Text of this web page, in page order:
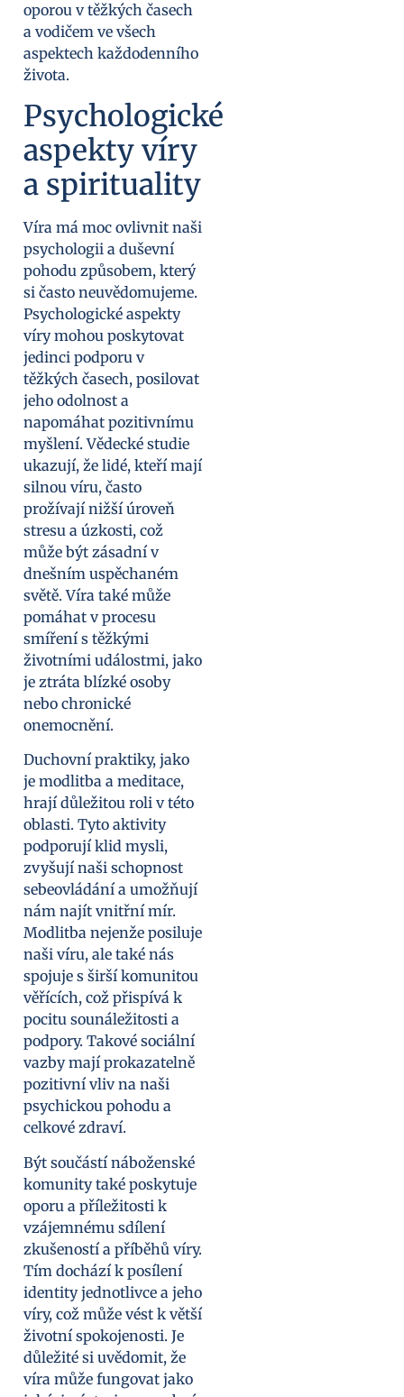
oporou v těžkých časech
a vodičem ve všech
aspektech každodenního
života.
Psychologické
aspekty víry
a spirituality
Víra má moc ovlivnit naši
psychologii a duševní
pohodu způsobem, který
si často neuvědomujeme.
Psychologické aspekty
víry mohou poskytovat
jedinci podporu v
těžkých časech, posilovat
jeho odolnost a
napomáhat pozitivnímu
myšlení. Vědecké studie
ukazují, že lidé, kteří mají
silnou víru, často
prožívají nižší úroveň
stresu a úzkosti, což
může být zásadní v
dnešním uspěchaném
světě. Víra také může
pomáhat v procesu
smíření s těžkými
životními událostmi, jako
je ztráta blízké osoby
nebo chronické
onemocnění.
Duchovní praktiky, jako
je modlitba a meditace,
hrají důležitou roli v této
oblasti. Tyto aktivity
podporují klid mysli,
zvyšují naši schopnost
sebeovládání a umožňují
nám najít vnitřní mír.
Modlitba nejenže posiluje
naši víru, ale také nás
spojuje s širší komunitou
věřících, což přispívá k
pocitu sounáležitosti a
podpory. Takové sociální
vazby mají prokazatelně
pozitivní vliv na naši
psychickou pohodu a
celkové zdraví.
Být součástí náboženské
komunity také poskytuje
oporu a příležitosti k
vzájemnému sdílení
zkušeností a příběhů víry.
Tím dochází k posílení
identity jednotlivce a jeho
víry, což může vést k větší
životní spokojenosti. Je
důležité si uvědomit, že
víra může fungovat jako